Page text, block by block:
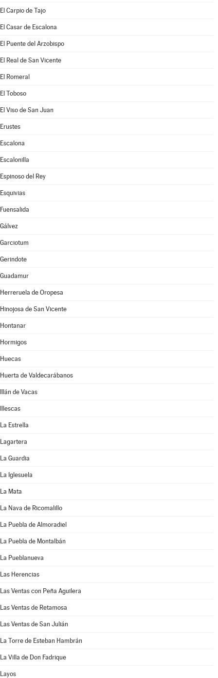
El Carpio de Tajo
El Casar de Escalona
El Puente del Arzobispo
El Real de San Vicente
El Romeral
El Toboso
El Viso de San Juan
Erustes
Escalona
Escalonilla
Espinoso del Rey
Esquivias
Fuensalida
Gálvez
Garciotum
Gerindote
Guadamur
Herreruela de Oropesa
Hinojosa de San Vicente
Hontanar
Hormigos
Huecas
Huerta de Valdecarábanos
Illán de Vacas
Illescas
La Estrella
Lagartera
La Guardia
La Iglesuela
La Mata
La Nava de Ricomalillo
La Puebla de Almoradiel
La Puebla de Montalbán
La Pueblanueva
Las Herencias
Las Ventas con Peña Aguilera
Las Ventas de Retamosa
Las Ventas de San Julián
La Torre de Esteban Hambrán
La Villa de Don Fadrique
Layos